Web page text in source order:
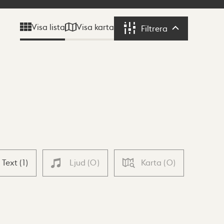
Visa lista Visa karta Filtrera Filtrera
Text (1) Ljud (0) Karta (0)